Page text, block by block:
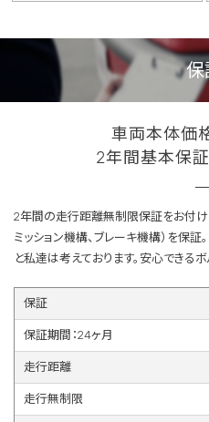
保
車両本体価
2年間基本保証
2年間の走行距離無制限保証をお付け
ミッション機構、ブレーキ機構）を保
と私達は考えております。安心できる
保証
保証期間：24ヶ月
走行距離
走行無制限